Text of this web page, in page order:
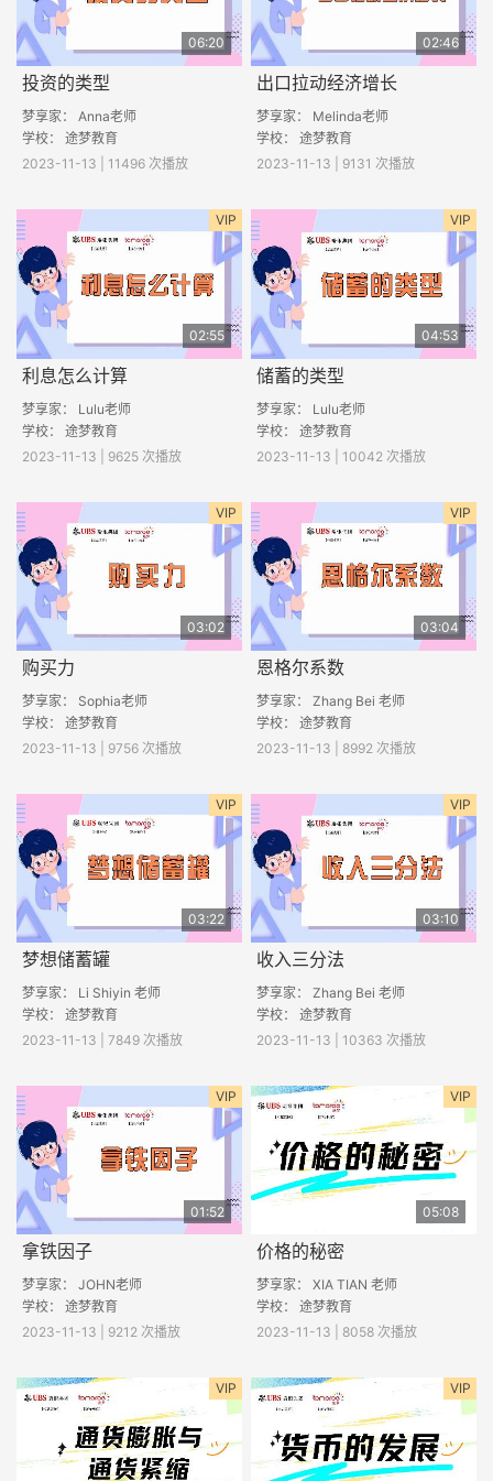
06:20
投资的类型
梦享家： Anna老师
学校： 途梦教育
2023-11-13 | 11496 次播放
02:46
出口拉动经济增长
梦享家： Melinda老师
学校： 途梦教育
2023-11-13 | 9131 次播放
VIP
02:55
利息怎么计算
梦享家： Lulu老师
学校： 途梦教育
2023-11-13 | 9625 次播放
VIP
04:53
储蓄的类型
梦享家： Lulu老师
学校： 途梦教育
2023-11-13 | 10042 次播放
VIP
03:02
购买力
梦享家： Sophia老师
学校： 途梦教育
2023-11-13 | 9756 次播放
VIP
03:04
恩格尔系数
梦享家： Zhang Bei 老师
学校： 途梦教育
2023-11-13 | 8992 次播放
VIP
03:22
梦想储蓄罐
梦享家： Li Shiyin 老师
学校： 途梦教育
2023-11-13 | 7849 次播放
VIP
03:10
收入三分法
梦享家： Zhang Bei 老师
学校： 途梦教育
2023-11-13 | 10363 次播放
VIP
01:52
拿铁因子
梦享家： JOHN老师
学校： 途梦教育
2023-11-13 | 9212 次播放
VIP
05:08
价格的秘密
梦享家： XIA TIAN 老师
学校： 途梦教育
2023-11-13 | 8058 次播放
VIP VIP